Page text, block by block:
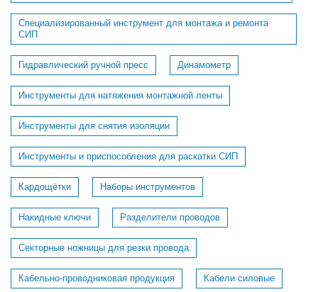
Специализированный инструмент для монтажа и ремонта
СИП
Гидравлический ручной пресс Динамометр
Инструменты для натяжения монтажной ленты
Инструменты для снятия изоляции
Инструменты и приспособления для раскатки СИП
Кардощётки Наборы инструментов
Накидные ключи Разделители проводов
Секторные ножницы для резки провода
Кабельно-проводниковая продукция Кабели силовые